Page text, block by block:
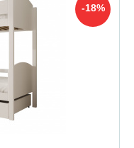
-18%